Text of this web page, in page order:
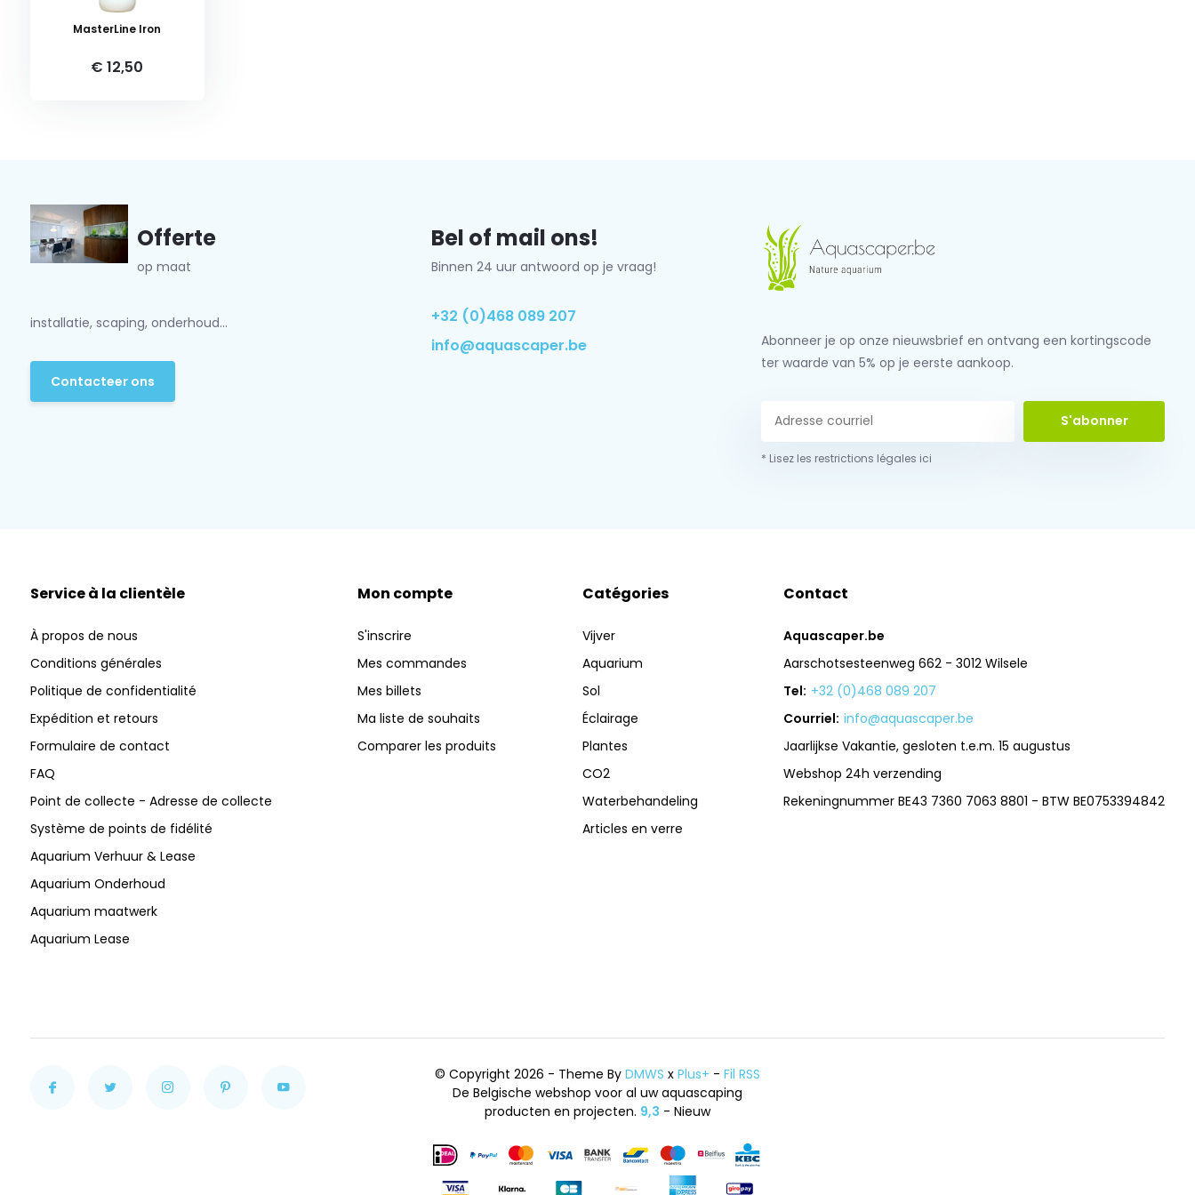
MasterLine Iron
€ 12,50
Offerte
op maat
installatie, scaping, onderhoud...
Contacteer ons
Bel of mail ons!
Binnen 24 uur antwoord op je vraag!
+32 (0)468 089 207
info@aquascaper.be
Abonneer je op onze nieuwsbrief en ontvang een kortingscode
ter waarde van 5% op je eerste aankoop.
S'abonner
* Lisez les restrictions légales ici
Service à la clientèle
À propos de nous
Conditions générales
Politique de confidentialité
Expédition et retours
Formulaire de contact
FAQ
Point de collecte - Adresse de collecte
Système de points de fidélité
Aquarium Verhuur & Lease
Aquarium Onderhoud
Aquarium maatwerk
Aquarium Lease
Mon compte
S'inscrire
Mes commandes
Mes billets
Ma liste de souhaits
Comparer les produits
Catégories
Vijver
Aquarium
Sol
Éclairage
Plantes
CO2
Waterbehandeling
Articles en verre
Contact
Aquascaper.be
Aarschotsesteenweg 662 - 3012 Wilsele
Tel: +32 (0)468 089 207
Courriel: info@aquascaper.be
Jaarlijkse Vakantie, gesloten t.e.m. 15 augustus
Webshop 24h verzending
Rekeningnummer BE43 7360 7063 8801 - BTW BE0753394842
© Copyright 2026 - Theme By DMWS x Plus+ - Fil RSS
De Belgische webshop voor al uw aquascaping
producten en projecten. 9,3 - Nieuw